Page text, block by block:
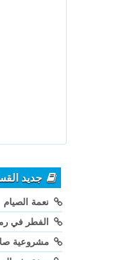
جديد
نعمة الصيام
الفطر في
مشروعية